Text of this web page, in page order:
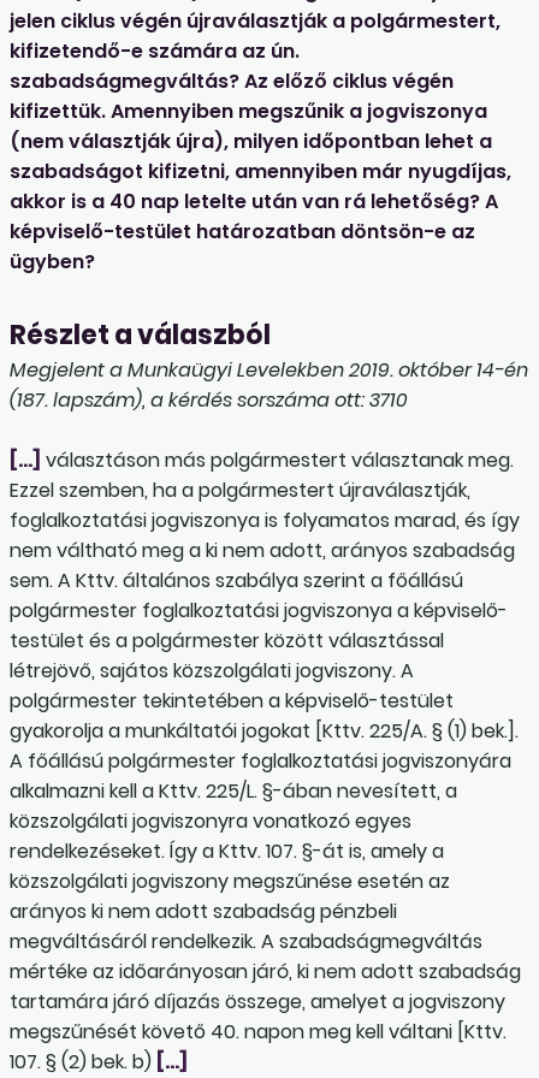
jelen ciklus végén újraválasztják a polgármestert,
kifizetendő-e számára az ún.
szabadságmegváltás? Az előző ciklus végén
kifizettük. Amennyiben megszűnik a jogviszonya
(nem választják újra), milyen időpontban lehet a
szabadságot kifizetni, amennyiben már nyugdíjas,
akkor is a 40 nap letelte után van rá lehetőség? A
képviselő-testület határozatban döntsön-e az
ügyben?
Részlet a válaszból
Megjelent a Munkaügyi Levelekben 2019. október 14-én
(187. lapszám), a kérdés sorszáma ott: 3710
[…] választáson más polgármestert választanak meg.
Ezzel szemben, ha a polgármestert újraválasztják,
foglalkoztatási jogviszonya is folyamatos marad, és így
nem váltható meg a ki nem adott, arányos szabadság
sem. A Kttv. általános szabálya szerint a főállású
polgármester foglalkoztatási jogviszonya a képviselő-
testület és a polgármester között választással
létrejövő, sajátos közszolgálati jogviszony. A
polgármester tekintetében a képviselő-testület
gyakorolja a munkáltatói jogokat [Kttv. 225/A. § (1) bek.].
A főállású polgármester foglalkoztatási jogviszonyára
alkalmazni kell a Kttv. 225/L. §-ában nevesített, a
közszolgálati jogviszonyra vonatkozó egyes
rendelkezéseket. Így a Kttv. 107. §-át is, amely a
közszolgálati jogviszony megszűnése esetén az
arányos ki nem adott szabadság pénzbeli
megváltásáról rendelkezik. A szabadságmegváltás
mértéke az időarányosan járó, ki nem adott szabadság
tartamára járó díjazás összege, amelyet a jogviszony
megszűnését követő 40. napon meg kell váltani [Kttv.
107. § (2) bek. b) […]